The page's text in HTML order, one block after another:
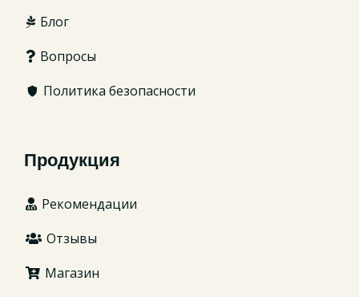
Блог
Вопросы
Политика безопасности
Продукция
Рекомендации
Отзывы
Магазин